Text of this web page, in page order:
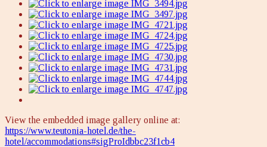
View the embedded image gallery online at:
https://www.teutonia-hotel.de/the-
hotel/accommodations#sigProIdbbc23f1cb4